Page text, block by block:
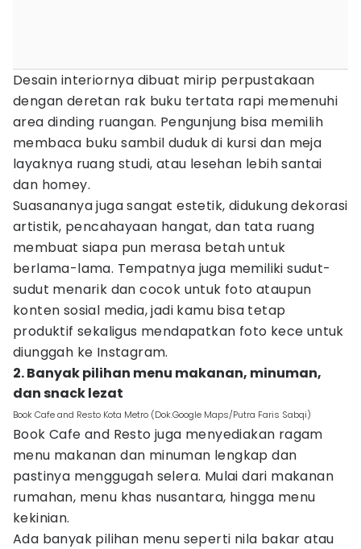
Desain interiornya dibuat mirip perpustakaan
dengan deretan rak buku tertata rapi memenuhi
area dinding ruangan. Pengunjung bisa memilih
membaca buku sambil duduk di kursi dan meja
layaknya ruang studi, atau lesehan lebih santai
dan homey.
Suasananya juga sangat estetik, didukung dekorasi
artistik, pencahayaan hangat, dan tata ruang
membuat siapa pun merasa betah untuk
berlama-lama. Tempatnya juga memiliki sudut-
sudut menarik dan cocok untuk foto ataupun
konten sosial media, jadi kamu bisa tetap
produktif sekaligus mendapatkan foto kece untuk
diunggah ke Instagram.
2. Banyak pilihan menu makanan, minuman,
dan snack lezat
Book Cafe and Resto Kota Metro (Dok.Google Maps/Putra Faris Sabqi)
Book Cafe and Resto juga menyediakan ragam
menu makanan dan minuman lengkap dan
pastinya menggugah selera. Mulai dari makanan
rumahan, menu khas nusantara, hingga menu
kekinian.
Ada banyak pilihan menu seperti nila bakar atau